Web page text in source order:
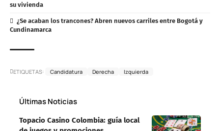
su vivienda
¿Se acaban los trancones? Abren nuevos carriles entre Bogotá y
Cundinamarca
ETIQUETAS: Candidatura Derecha Izquierda
Últimas Noticias
Topacio Casino Colombia: guía local